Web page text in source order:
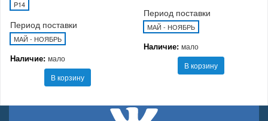
P14
Период поставки
МАЙ - НОЯБРЬ
Наличие: мало
В корзину
Период поставки
МАЙ - НОЯБРЬ
Наличие: мало
В корзину